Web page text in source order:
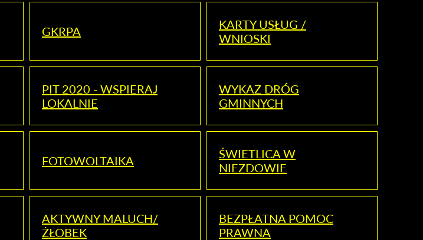
GKRPA
KARTY USŁUG /
WNIOSKI
PIT 2020 - WSPIERAJ
LOKALNIE
WYKAZ DRÓG
GMINNYCH
FOTOWOLTAIKA
ŚWIETLICA W
NIEZDOWIE
AKTYWNY MALUCH/
ŻŁOBEK
BEZPŁATNA POMOC
PRAWNA